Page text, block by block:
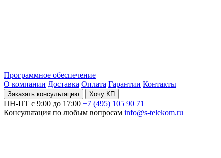
Программное обеспечение
О компании Доставка Оплата Гарантии Контакты
Заказать консультацию Хочу КП
ПН-ПТ с 9:00 до 17:00 +7 (495) 105 90 71
Консультация по любым вопросам info@s-telekom.ru